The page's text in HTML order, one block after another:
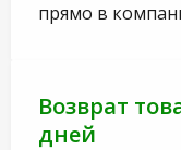
прямо в
Возврат
дней